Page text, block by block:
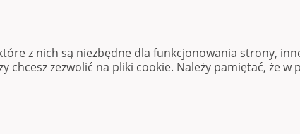
z nich są niezbędne dla funkcjonowania strony,
chcesz zezwolić na pliki cookie. Należy pamiętać, że